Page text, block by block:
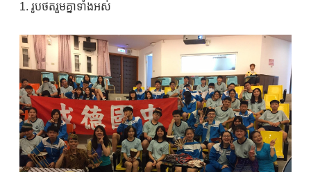
1. រូបថតរួមគ្នាទាំងអស់